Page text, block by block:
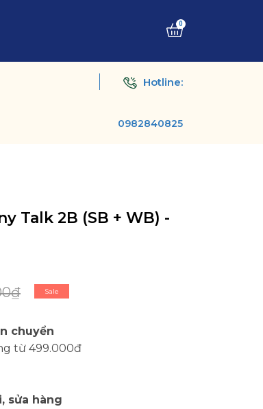
0
Hotline:
0982840825
Talk 2B (SB + WB) -
Sale
chuyển
từ 499.000đ
sửa hàng